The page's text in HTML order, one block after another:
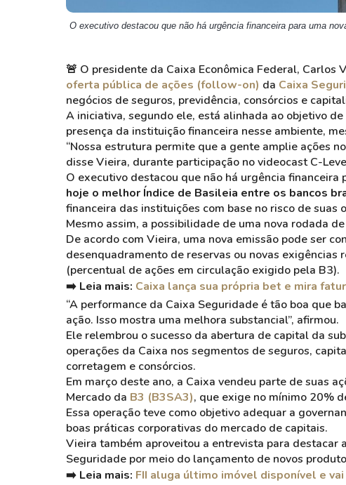
O executivo destacou que não há urgência financeira para uma
🚨 O presidente da Caixa Econômica Federal, Carlos
oferta pública de ações (follow-on) da Caixa
negócios de seguros, previdência, consórcios e
A iniciativa, segundo ele, está alinhada ao objetivo
presença da instituição financeira nesse ambiente,
“Nossa estrutura permite que a gente amplie ações
disse Vieira, durante participação no videocast C-
O executivo destacou que não há urgência financeira
hoje o melhor Índice de Basileia entre os bancos
financeira das instituições com base no risco de suas
Mesmo assim, a possibilidade de uma nova rodada
De acordo com Vieira, uma nova emissão pode ser
desenquadramento de reservas ou novas
(percentual de ações em circulação exigido pela B3).
➡️ Leia mais: Caixa lança sua própria bet e mira
“A performance da Caixa Seguridade é tão boa que
ação. Isso mostra uma melhora substancial”, afirmou.
Ele relembrou o sucesso da abertura de capital da
operações da Caixa nos segmentos de seguros,
corretagem e consórcios.
Em março deste ano, a Caixa vendeu parte de suas
Mercado da B3 (B3SA3), que exige no mínimo 20%
Essa operação teve como objetivo adequar a
boas práticas corporativas do mercado de capitais.
Vieira também aproveitou a entrevista para
Seguridade por meio do lançamento de novos
➡️ Leia mais: FII aluga último imóvel disponível e